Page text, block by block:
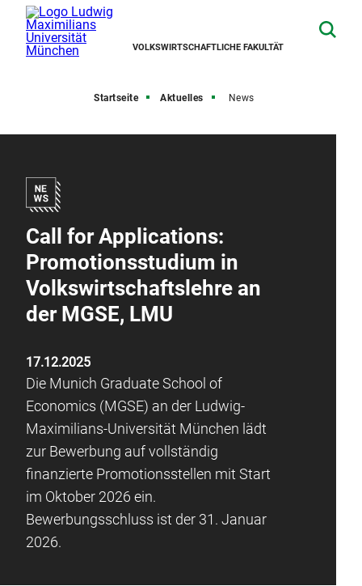
VOLKSWIRTSCHAFTLICHE FAKULTÄT
Startseite Aktuelles News
Call for Applications:
Promotionsstudium in
Volkswirtschaftslehre an
der MGSE, LMU
17.12.2025
Die Munich Graduate School of
Economics (MGSE) an der Ludwig-
Maximilians-Universität München lädt
zur Bewerbung auf vollständig
finanzierte Promotionsstellen mit Start
im Oktober 2026 ein.
Bewerbungsschluss ist der 31. Januar
2026.